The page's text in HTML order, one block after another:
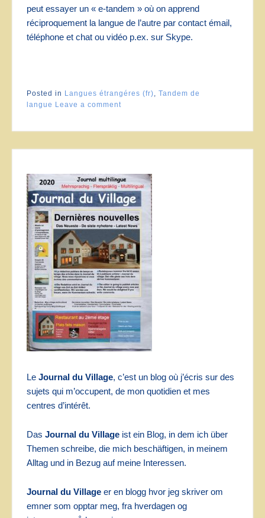
peut essayer un « e-tandem » où on apprend
réciproquement la langue de l’autre par contact émail,
téléphone et chat ou vidéo p.ex. sur Skype.
Posted in Langues étrangéres (fr)
Tandem de
langue Leave a comment
Le Journal du Village, c’est un blog où j’écris sur des
sujets qui m’occupent, de mon quotidien et mes
centres d’intérêt.
Das Journal du Village ist ein Blog, in dem ich über
Themen schreibe, die mich beschäftigen, in meinem
Alltag und in Bezug auf meine Interessen.
Journal du Village er en blogg hvor jeg skriver om
emner som opptar meg, fra hverdagen og